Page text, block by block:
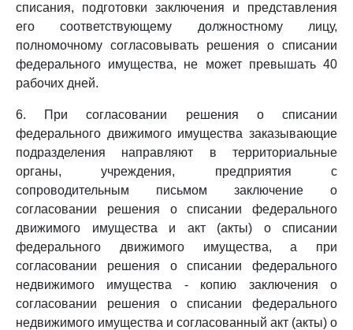
списания, подготовки заключения и представления
его соответствующему должностному лицу,
полномочному согласовывать решения о списании
федерального имущества, не может превышать 40
рабочих дней.
6. При согласовании решения о списании
федерального движимого имущества заказывающие
подразделения направляют в территориальные
органы, учреждения, предприятия с
сопроводительным письмом заключение о
согласовании решения о списании федерального
движимого имущества и акт (акты) о списании
федерального движимого имущества, а при
согласовании решения о списании федерального
недвижимого имущества - копию заключения о
согласовании решения о списании федерального
недвижимого имущества и согласованный акт (акты) о